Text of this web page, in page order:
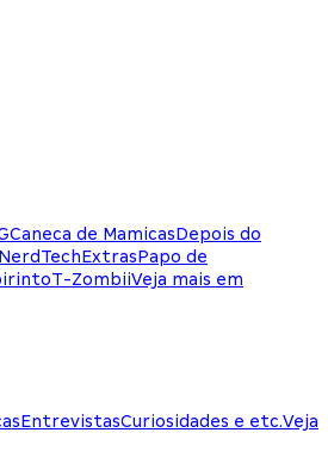
Caneca de MamicasDepois do
NerdTechExtrasPapo de
T-ZombiiVeja mais em
EntrevistasCuriosidades e etc.Veja